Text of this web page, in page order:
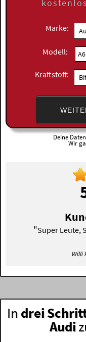
Marke:
Modell:
Kraftstoff:
Deine
Wir
"Super Leute,
Willi
In drei
Audi